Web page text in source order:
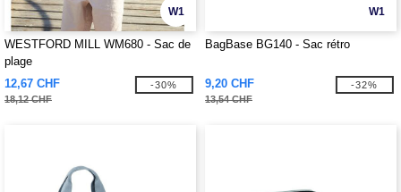
W1
WESTFORD MILL WM680 - Sac de
plage
12,67 CHF
18,12 CHF
-30%
W1
BagBase BG140 - Sac rétro
9,20 CHF
13,54 CHF
-32%